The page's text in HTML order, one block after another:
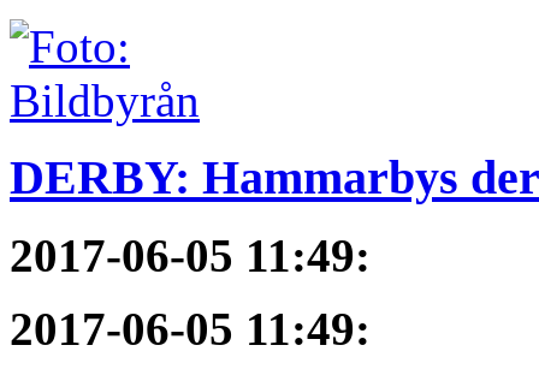
DERBY: Hammarbys
2017-06-05 11:49:
2017-06-05 11:49: